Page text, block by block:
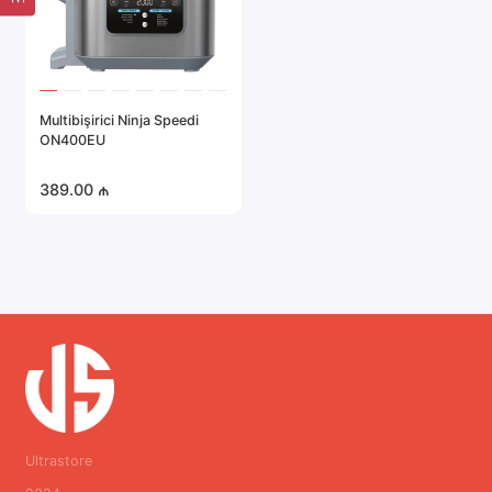
Ninja
Multibişiricilər
Ninja Foodi OP300
qızartının funksiyalarını özündə birləşdirir.
qədər olan modlar.
Niyə Ninja Multicooker seçin?
Vaxta və səyə qənaət edin
Sağlam qida
Multibişirici Ninja Speedi
ON400EU
389.00 ₼
Ultrastore